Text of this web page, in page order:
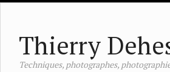
Thierry
Techniques, photographes,